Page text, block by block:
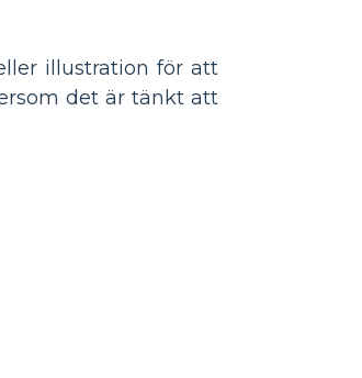
illustration för att
det är tänkt att